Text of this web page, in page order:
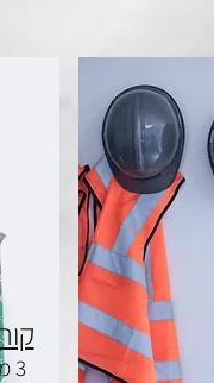
3 מפגשים, 24 ש"א.